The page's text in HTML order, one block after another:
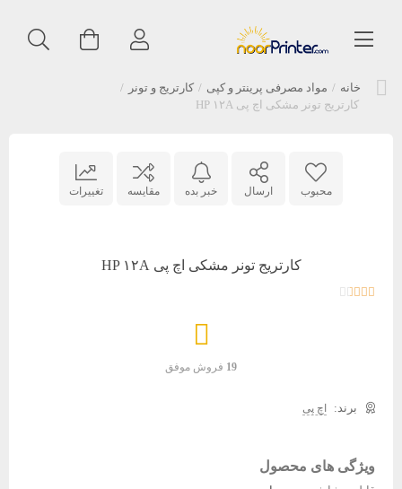
خانه / مواد مصرفی پرینتر و کپی / کارتریج و تونر /
کارتریج تونر مشکی اچ پی HP ۱۲A
محبوب ارسال خبر بده مقایسه تغییرات
کارتریج تونر مشکی اچ پی HP ۱۲A
19 فروش موفق
اچ پی
ویژگی های محصول